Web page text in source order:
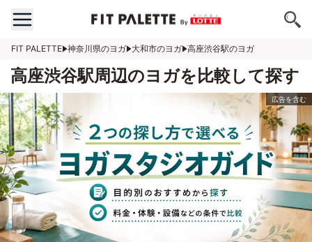
FIT PALETTE 神奈川県のヨガ 大和市のヨガ 高座渋谷駅のヨガ
高座渋谷駅周辺のヨガを比較して探す